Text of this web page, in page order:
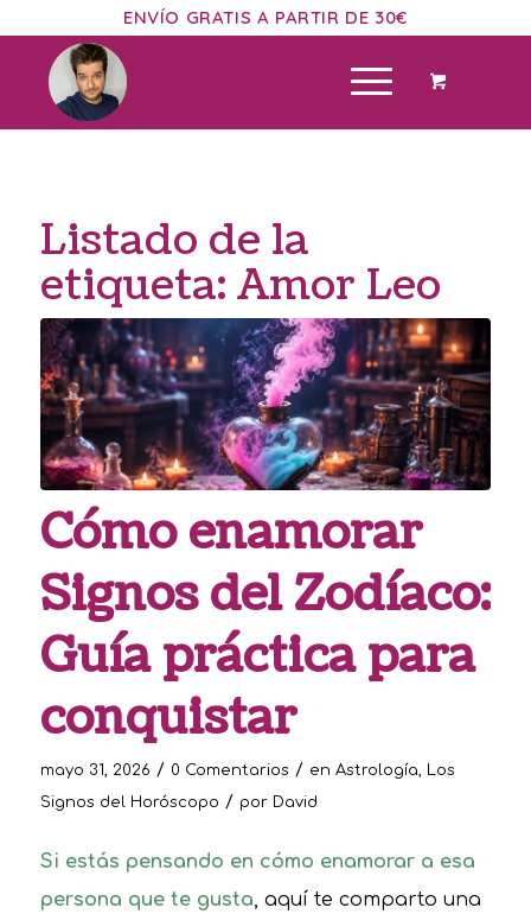
ENVÍO GRATIS A PARTIR DE 30€
Listado de la
etiqueta: Amor Leo
Cómo enamorar
Signos del Zodíaco:
Guía práctica para
conquistar
mayo 31, 2026 / 0 Comentarios / en Astrología
Los
Signos del Horóscopo / por David
Si estás pensando en cómo enamorar a esa
persona que te gusta, aquí te comparto una